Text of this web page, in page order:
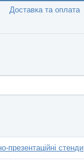
Доставка та оплата
презентаційні стенди